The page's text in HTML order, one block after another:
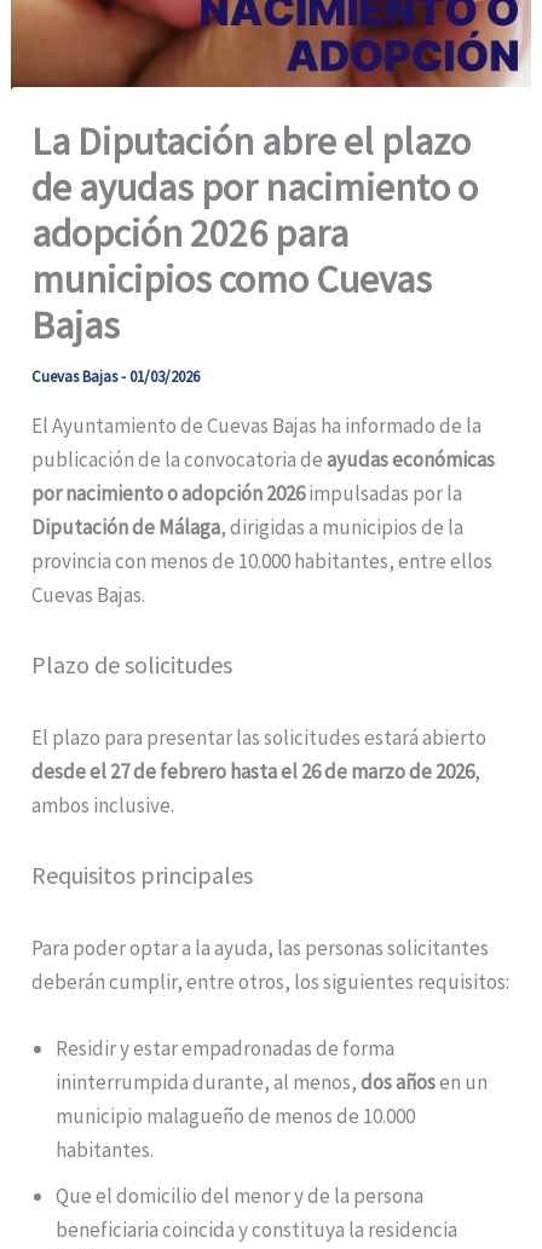
La Diputación abre el plazo
de ayudas por nacimiento o
adopción 2026 para
municipios como Cuevas
Bajas
Cuevas Bajas-01/03/2026
El Ayuntamiento de Cuevas Bajas ha informado de la
publicación de la convocatoria deayudas económicas
por nacimiento o adopción 2026impulsadas por la
Diputación de Málaga, dirigidas a municipios de la
provincia con menos de 10.000 habitantes, entre ellos
Cuevas Bajas.
Plazo de solicitudes
El plazo para presentar las solicitudes estará abierto
desde el 27 de febrero hasta el 26 de marzo de 2026,
ambos inclusive.
Requisitos principales
Para poder optar a la ayuda, las personas solicitantes
deberán cumplir, entre otros, los siguientes requisitos:
Residir y estar empadronadas de forma
ininterrumpida durante, al menos,dos añosen un
municipio malagueño de menos de 10.000
habitantes.
Que el domicilio del menor y de la persona
beneficiaria coincida y constituya la residencia